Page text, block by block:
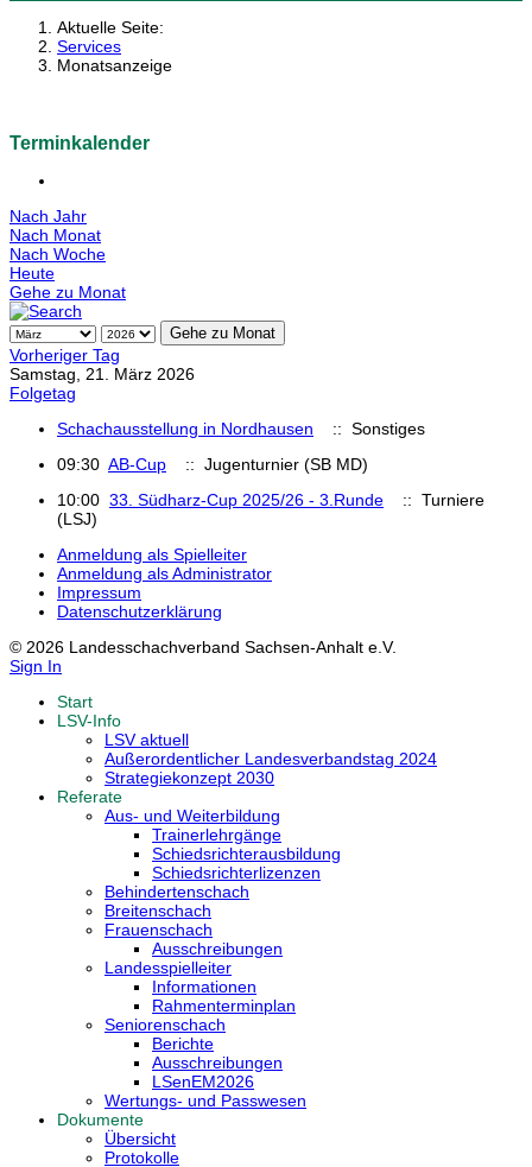
Aktuelle Seite:
Services
Monatsanzeige
Terminkalender
Nach Jahr
Nach Monat
Nach Woche
Heute
Gehe zu Monat
Gehe zu Monat
Vorheriger Tag
Samstag, 21. März 2026
Folgetag
Schachausstellung in Nordhausen
:: Sonstiges
09:30 AB-Cup
:: Jugenturnier (SB MD)
10:00 33. Südharz-Cup 2025/26 - 3.Runde
:: Turniere
(LSJ)
Anmeldung als Spielleiter
Anmeldung als Administrator
Impressum
Datenschutzerklärung
© 2026 Landesschachverband Sachsen-Anhalt e.V.
Sign In
Start
LSV-Info
LSV aktuell
Außerordentlicher Landesverbandstag 2024
Strategiekonzept 2030
Referate
Aus- und Weiterbildung
Trainerlehrgänge
Schiedsrichterausbildung
Schiedsrichterlizenzen
Behindertenschach
Breitenschach
Frauenschach
Ausschreibungen
Landesspielleiter
Informationen
Rahmenterminplan
Seniorenschach
Berichte
Ausschreibungen
LSenEM2026
Wertungs- und Passwesen
Dokumente
Übersicht
Protokolle